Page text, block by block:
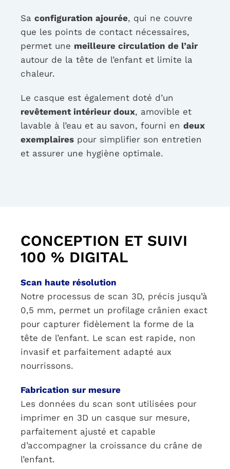
Sa configuration ajourée, qui ne couvre
que les points de contact nécessaires,
permet une meilleure circulation de l’air
autour de la tête de l’enfant et limite la
chaleur.
Le casque est également doté d’un
revêtement intérieur doux, amovible et
lavable à l’eau et au savon, fourni en deux
exemplaires pour simplifier son entretien
et assurer une hygiène optimale.
CONCEPTION ET SUIVI
100 % DIGITAL
Scan haute résolution
Notre processus de scan 3D, précis jusqu’à
0,5 mm, permet un profilage crânien exact
pour capturer fidèlement la forme de la
tête de l’enfant. Le scan est rapide, non
invasif et parfaitement adapté aux
nourrissons.
Fabrication sur mesure
Les données du scan sont utilisées pour
imprimer en 3D un casque sur mesure,
parfaitement ajusté et capable
d’accompagner la croissance du crâne de
l’enfant.